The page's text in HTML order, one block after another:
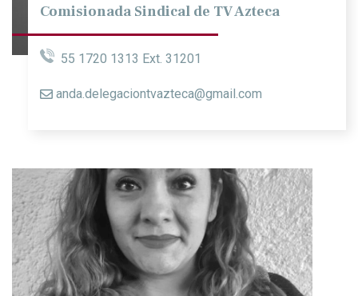
Comisionada Sindical de TV Azteca
55 1720 1313 Ext. 31201
anda.delegaciontvazteca@gmail.com